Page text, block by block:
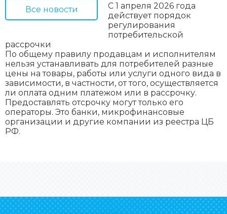
Все новости
С 1 апреля 2026 года
действует порядок
регулирования
потребительской
рассрочки
По общему правилу продавцам и исполнителям
нельзя устанавливать для потребителей разные
цены на товары, работы или услуги одного вида в
зависимости, в частности, от того, осуществляется
ли оплата одним платежом или в рассрочку.
Предоставлять отсрочку могут только его
операторы. Это банки, микрофинансовые
организации и другие компании из реестра ЦБ
РФ.